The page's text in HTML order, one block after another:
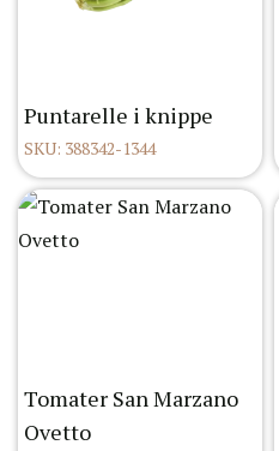
Puntarelle i knippe
SKU: 388342-1344
Tomater San Marzano
Ovetto